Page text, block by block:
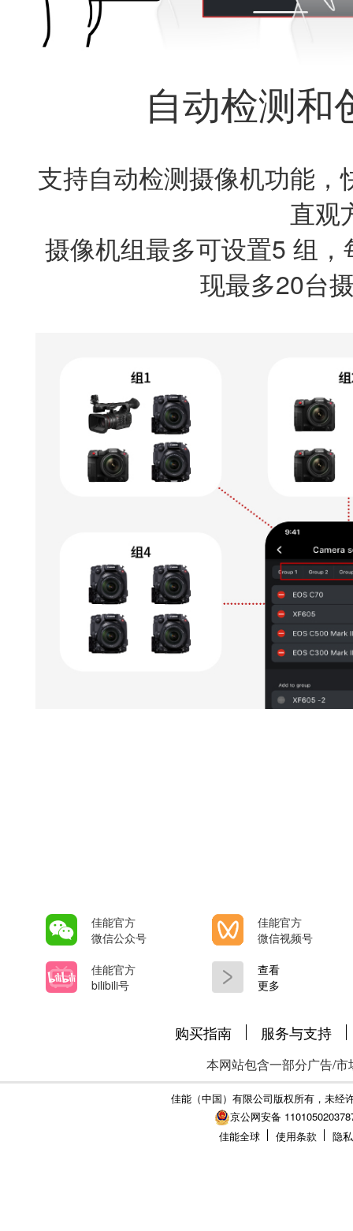
佳能官方
微信公众号
佳能官方
微信视频号
佳能官方
bilibili号
查看
更多
购买指南 服务与支持
本网站包含一部分广告/
佳能（中国）有限公司版权所有，未经
京公网安备
佳能全球
使用条款 隐